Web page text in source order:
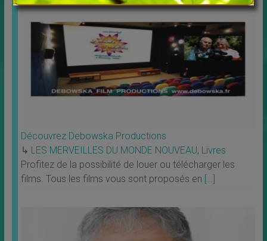
Découvrez Debowska Productions
↳ LES MERVEILLES DU MONDE NOUVEAU, Livres
Profitez de la possibilité de louer ou télécharger les
films. Tous les films vous sont proposés en […]